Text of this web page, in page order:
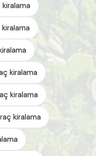
kiralama
kiralama
kiralama
kiralama